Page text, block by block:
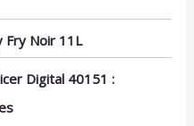
Fry Noir 11L
Digital 40151 :